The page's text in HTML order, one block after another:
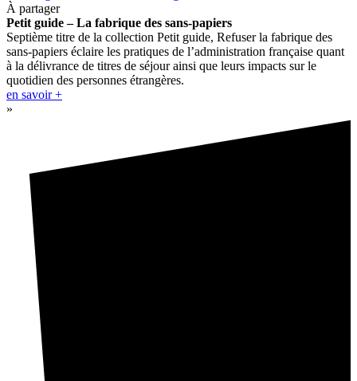
À partager
Petit guide – La fabrique des sans-papiers
Septième titre de la collection Petit guide, Refuser la fabrique des
sans-papiers éclaire les pratiques de l’administration française quant
à la délivrance de titres de séjour ainsi que leurs impacts sur le
quotidien des personnes étrangères.
en savoir +
»